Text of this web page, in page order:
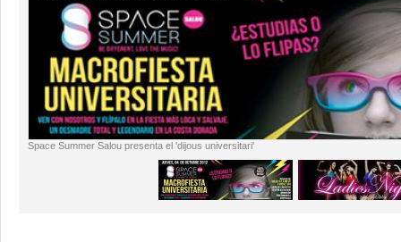
Space Summer Salou presenta el 'dijous universitari'